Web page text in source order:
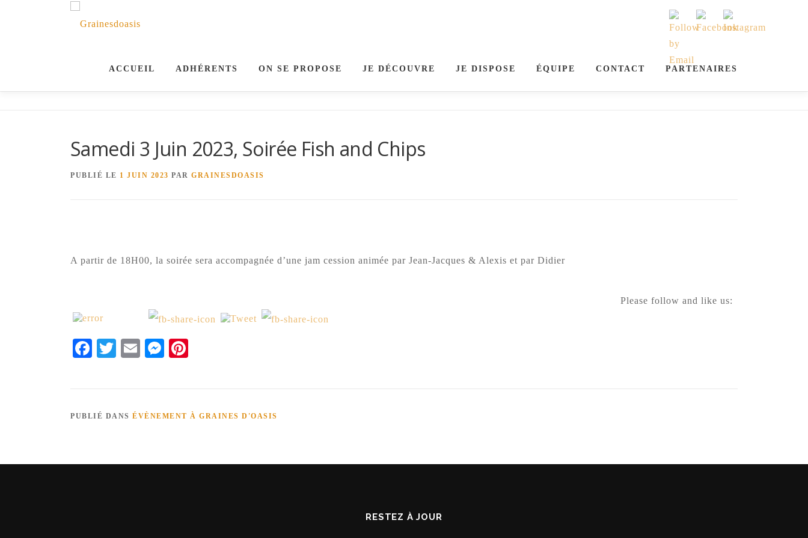
ACCUEIL ADHÉRENTS ON SE PROPOSE JE DÉCOUVRE JE DISPOSE ÉQUIPE CONTACT PARTENAIRES
Samedi 3 Juin 2023, Soirée Fish and Chips
PUBLIÉ LE 1 JUIN 2023 PAR GRAINESDOASIS
A partir de 18H00, la soirée sera accompagnée d’une jam cession animée par Jean-Jacques & Alexis et par Didier
Please follow and like us:
Facebook
Twitter
EmailMessenger
PUBLIÉ DANS ÉVÈNEMENT À GRAINES D'OASIS
RESTEZ À JOUR